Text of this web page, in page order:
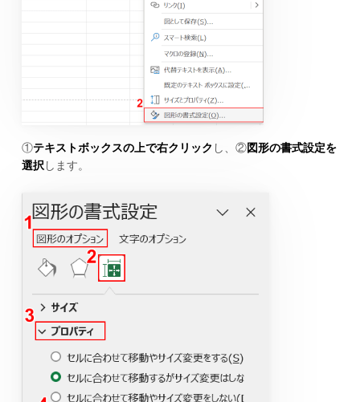
①テキストボックスの上で右クリック し、②図形の書式設定を
選択 します。